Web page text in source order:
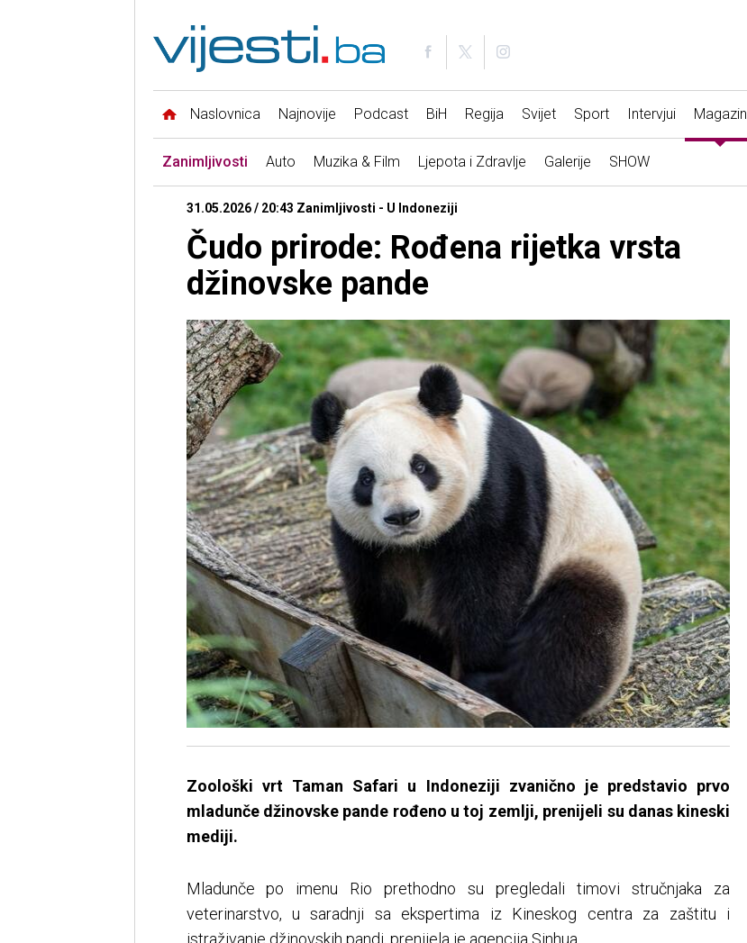
Naslovnica Najnovije Podcast BiH Regija Svijet Sport Intervjui Magazin
Zanimljivosti Auto Muzika & Film Ljepota i Zdravlje Galerije SHOW
31.05.2026 / 20:43 Zanimljivosti - U Indoneziji
Čudo prirode: Rođena rijetka vrsta
džinovske pande
Zoološki vrt Taman Safari u Indoneziji zvanično je predstavio prvo
mladunče džinovske pande rođeno u toj zemlji, prenijeli su danas kineski
mediji.
Mladunče po imenu Rio prethodno su pregledali timovi stručnjaka za
veterinarstvo, u saradnji sa ekspertima iz Kineskog centra za zaštitu i